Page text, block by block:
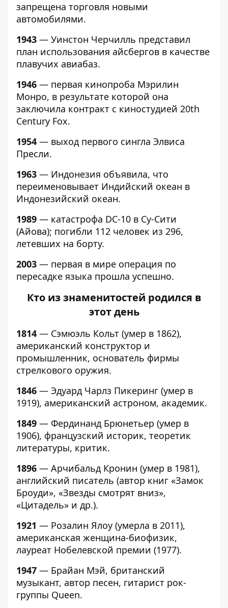
запрещена торговля новыми
автомобилями.
1943 — Уинстон Черчилль представил
план использования айсбергов в качестве
плавучих авиабаз.
1946 — первая кинопроба Мэрилин
Монро, в результате которой она
заключила контракт с киностудией 20th
Century Fox.
1954 — выход первого сингла Элвиса
Пресли.
1963 — Индонезия объявила, что
переименовывает Индийский океан в
Индонезийский океан.
1989 — катастрофа DC-10 в Су-Сити
(Айова); погибли 112 человек из 296,
летевших на борту.
2003 — первая в мире операция по
пересадке языка прошла успешно.
Кто из знаменитостей родился в
этот день
1814 — Сэмюэль Кольт (умер в 1862),
американский конструктор и
промышленник, основатель фирмы
стрелкового оружия.
1846 — Эдуард Чарлз Пикеринг (умер в
1919), американский астроном, академик.
1849 — Фердинанд Брюнетьер (умер в
1906), французский историк, теоретик
литературы, критик.
1896 — Арчибальд Кронин (умер в 1981),
английский писатель (автор книг «Замок
Броуди», «Звезды смотрят вниз»,
«Цитадель» и др.).
1921 — Розалин Ялоу (умерла в 2011),
американская женщина-биофизик,
лауреат Нобелевской премии (1977).
1947 — Брайан Мэй, британский
музыкант, автор песен, гитарист рок-
группы Queen.